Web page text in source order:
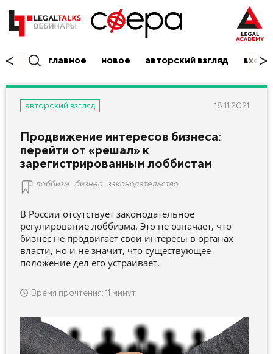
главное новое авторский взгляд вход/
авторский взгляд 18.11.2021
Продвижение интересов бизнеса:
перейти от «решал» к
зарегистрированным лоббистам
лоббизм, бизнес, законодательство
В России отсутствует законодательное
регулирование лоббизма. Это не означает, что
бизнес не продвигает свои интересы в органах
власти, но и не значит, что существующее
положение дел его устраивает.
Время прочтения: 11 минут